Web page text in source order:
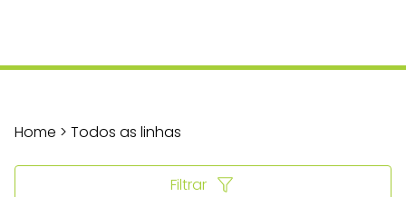
Home > Todos as linhas
Filtrar